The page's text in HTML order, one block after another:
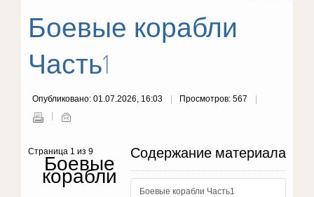
Боевые корабли
Часть1
Опубликовано: 01.07.2026, 16:03 Просмотров: 567
Содержание материала
Боевые корабли Часть1
Страница 1 из 9
Боевые
корабли